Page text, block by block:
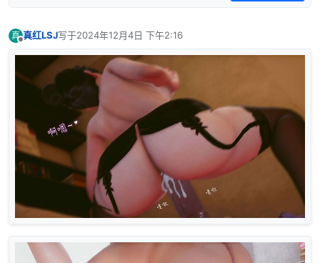
真 真红LSJ写于2024年12月4日 下午2:16
最后由 编辑